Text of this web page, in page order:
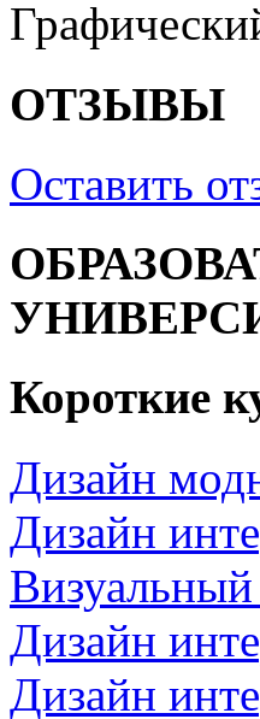
ОТЗЫВЫ
Оставить
Короткие
Дизайн
Дизайн
Дизайн
Дизайн